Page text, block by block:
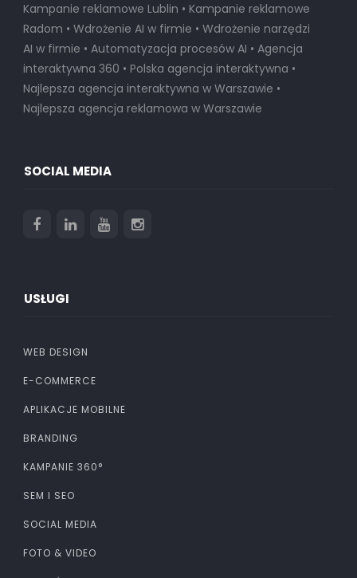
Kampanie reklamowe Lublin • Kampanie reklamowe
Radom • Wdrożenie AI w firmie • Wdrożenie narzędzi
AI w firmie • Automatyzacja procesów AI • Agencja
interaktywna 360 • Polska agencja interaktywna •
Najlepsza agencja interaktywna w Warszawie •
Najlepsza agencja reklamowa w Warszawie
SOCIAL MEDIA
USŁUGI
WEB DESIGN
E-COMMERCE
APLIKACJE MOBILNE
BRANDING
KAMPANIE 360°
SEM I SEO
SOCIAL MEDIA
FOTO & VIDEO